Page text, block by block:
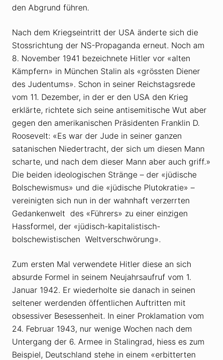
den Abgrund führen.
Nach dem Kriegseintritt der USA änderte sich die
Stossrichtung der NS-Propaganda erneut. Noch am
8. November 1941 bezeichnete Hitler vor «alten
Kämpfern» in München Stalin als «grössten Diener
des Judentums». Schon in seiner Reichstagsrede
vom 11. Dezember, in der er den USA den Krieg
erklärte, richtete sich seine antisemitische Wut aber
gegen den amerikanischen Präsidenten Franklin D.
Roosevelt: «Es war der Jude in seiner ganzen
satanischen Niedertracht, der sich um diesen Mann
scharte, und nach dem dieser Mann aber auch griff.»
Die beiden ideologischen Stränge – der «jüdische
Bolschewismus» und die «jüdische Plutokratie» –
vereinigten sich nun in der wahnhaft verzerrten
Gedankenwelt des «Führers» zu einer einzigen
Hassformel, der «jüdisch-kapitalistisch-
bolschewistischen Weltverschwörung».
Zum ersten Mal verwendete Hitler diese an sich
absurde Formel in seinem Neujahrsaufruf vom 1.
Januar 1942. Er wiederholte sie danach in seinen
seltener werdenden öffentlichen Auftritten mit
obsessiver Besessenheit. In einer Proklamation vom
24. Februar 1943, nur wenige Wochen nach dem
Untergang der 6. Armee in Stalingrad, hiess es zum
Beispiel, Deutschland stehe in einem «erbitterten